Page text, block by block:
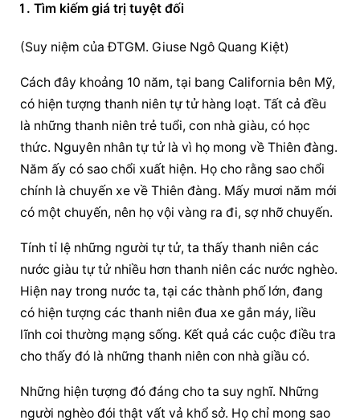
Tìm kiếm giá trị tuyệt đối
(Suy niệm của ĐTGM. Giuse Ngô Quang Kiệt)
Cách đây khoảng 10 năm, tại bang California bên Mỹ,
có hiện tượng thanh niên tự tử hàng loạt. Tất cả đều
là những thanh niên trẻ tuổi, con nhà giàu, có học
thức. Nguyên nhân tự tử là vì họ mong về Thiên đàng.
Năm ấy có sao chổi xuất hiện. Họ cho rằng sao chổi
chính là chuyến xe về Thiên đàng. Mấy mươi năm mới
có một chuyến, nên họ vội vàng ra đi, sợ nhỡ chuyến.
Tính tỉ lệ những người tự tử, ta thấy thanh niên các
nước giàu tự tử nhiều hơn thanh niên các nước nghèo.
Hiện nay trong nước ta, tại các thành phố lớn, đang
có hiện tượng các thanh niên đua xe gắn máy, liều
lĩnh coi thường mạng sống. Kết quả các cuộc điều tra
cho thấy đó là những thanh niên con nhà giầu có.
Những hiện tượng đó đáng cho ta suy nghĩ. Những
người nghèo đói thật vất vả khổ sở. Họ chỉ mong sao